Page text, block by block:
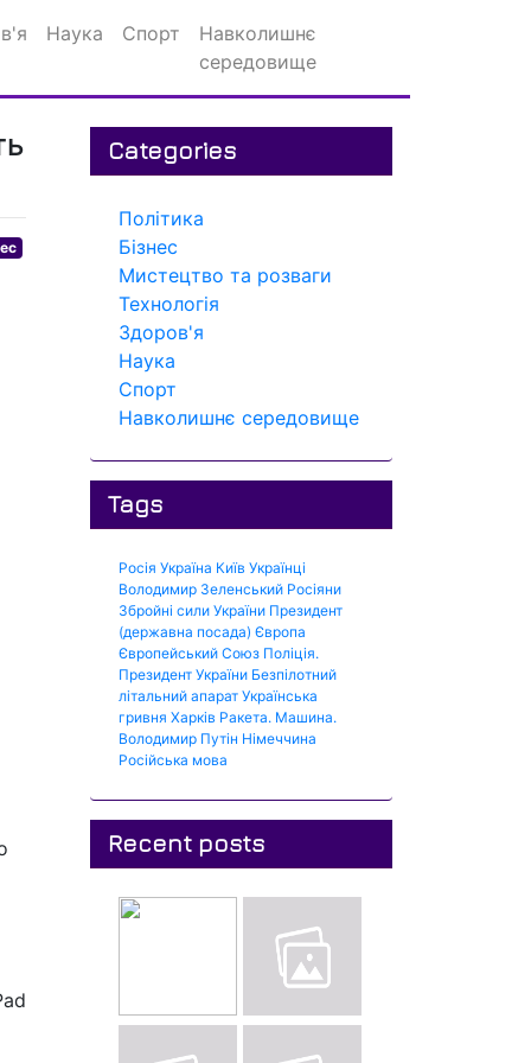
Наука Спорт
Навколишнє
середовище
Categories
Політика
Бізнес
Мистецтво та розваги
Технологія
Здоров'я
Наука
Спорт
Навколишнє середовище
Tags
Росія Україна Київ Українці
Володимир Зеленський Росіяни
Збройні сили України Президент
(державна посада) Європа
Європейський Союз Поліція.
Президент України Безпілотний
літальний апарат Українська
гривня Харків Ракета. Машина.
Володимир Путін Німеччина
Російська мова
Recent posts